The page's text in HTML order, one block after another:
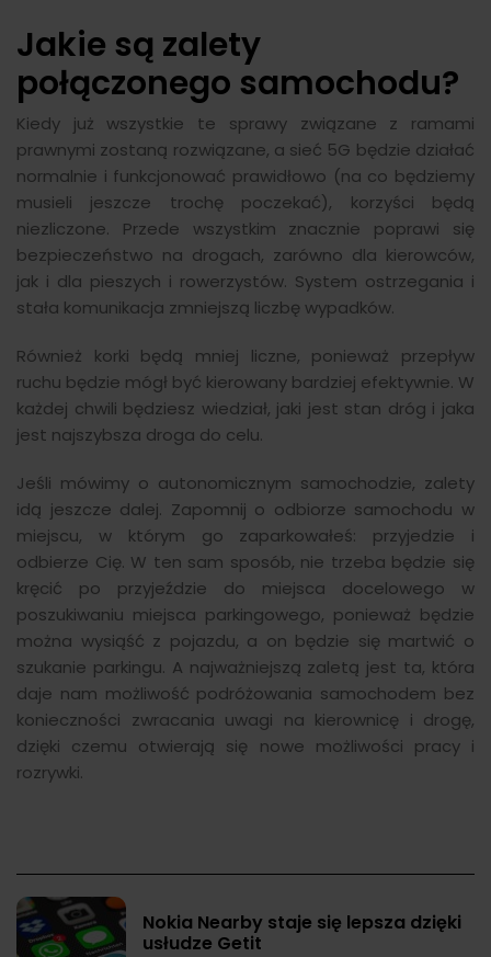
Jakie są zalety
połączonego samochodu?
Kiedy już wszystkie te sprawy związane z ramami
prawnymi zostaną rozwiązane, a sieć 5G będzie działać
normalnie i funkcjonować prawidłowo (na co będziemy
musieli jeszcze trochę poczekać), korzyści będą
niezliczone. Przede wszystkim znacznie poprawi się
bezpieczeństwo na drogach, zarówno dla kierowców,
jak i dla pieszych i rowerzystów. System ostrzegania i
stała komunikacja zmniejszą liczbę wypadków.
Również korki będą mniej liczne, ponieważ przepływ
ruchu będzie mógł być kierowany bardziej efektywnie. W
każdej chwili będziesz wiedział, jaki jest stan dróg i jaka
jest najszybsza droga do celu.
Jeśli mówimy o autonomicznym samochodzie, zalety
idą jeszcze dalej. Zapomnij o odbiorze samochodu w
miejscu, w którym go zaparkowałeś: przyjedzie i
odbierze Cię. W ten sam sposób, nie trzeba będzie się
kręcić po przyjeździe do miejsca docelowego w
poszukiwaniu miejsca parkingowego, ponieważ będzie
można wysiąść z pojazdu, a on będzie się martwić o
szukanie parkingu. A najważniejszą zaletą jest ta, która
daje nam możliwość podróżowania samochodem bez
konieczności zwracania uwagi na kierownicę i drogę,
dzięki czemu otwierają się nowe możliwości pracy i
rozrywki.
Nokia Nearby staje się lepsza dzięki
usłudze Getit